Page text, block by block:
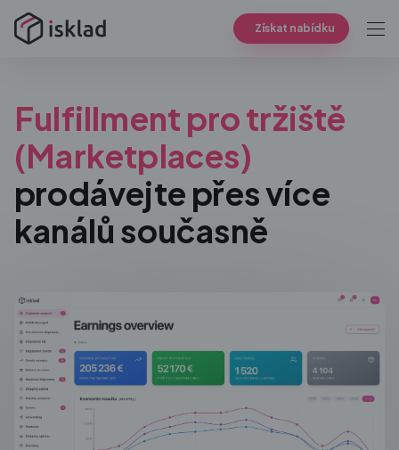
Získat nabídku
Fulfillment pro tržiště
(Marketplaces)
prodávejte přes více
kanálů současně